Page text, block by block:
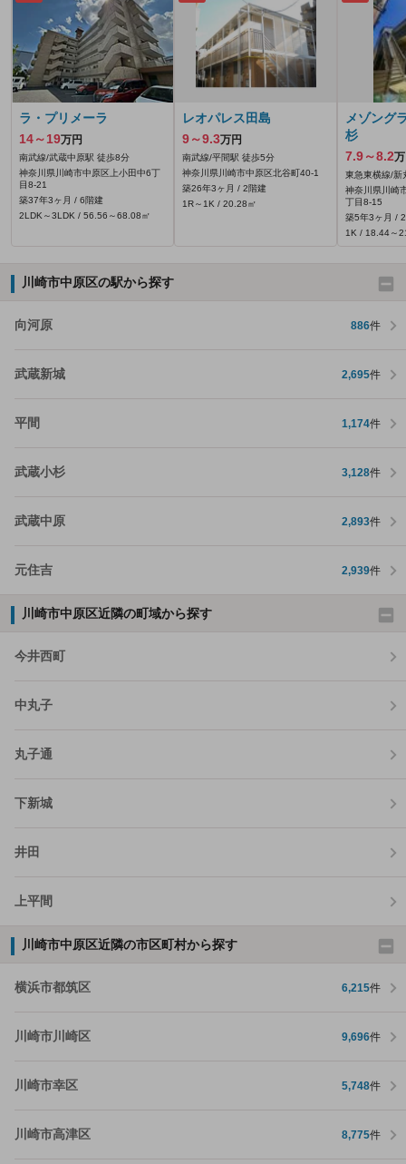
ラ・プリメーラ
14～19万円
南武線/武蔵中原駅 徒歩8分
神奈川県川崎市中原区上小田中6丁
目8-21
築37年3ヶ月 / 6階建
2LDK～3LDK / 56.56～68.08㎡
レオパレス田島
9～9.3万円
南武線/平間駅 徒歩5分
神奈川県川崎市中原区北谷町40‐1
築26年3ヶ月 / 2階建
1R～1K / 20.28㎡
メゾング
杉
7.9～8.2
東急東横線/新
神奈川県川崎
丁目8-15
築5年3ヶ月 /
1K / 18.44～
川崎市中原区の駅から探す
向河原 886件
武蔵新城 2,695件
平間 1,174件
武蔵小杉 3,128件
武蔵中原 2,893件
元住吉 2,939件
川崎市中原区近隣の町域から探す
今井西町
中丸子
丸子通
下新城
井田
上平間
川崎市中原区近隣の市区町村から探す
横浜市都筑区 6,215件
川崎市川崎区 9,696件
川崎市幸区 5,748件
川崎市高津区 8,775件